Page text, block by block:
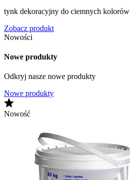
tynk dekoracyjny do ciemnych kolorów
Zobacz produkt
Nowości
Nowe produkty
Odkryj nasze nowe produkty
Nowe produkty
Nowość